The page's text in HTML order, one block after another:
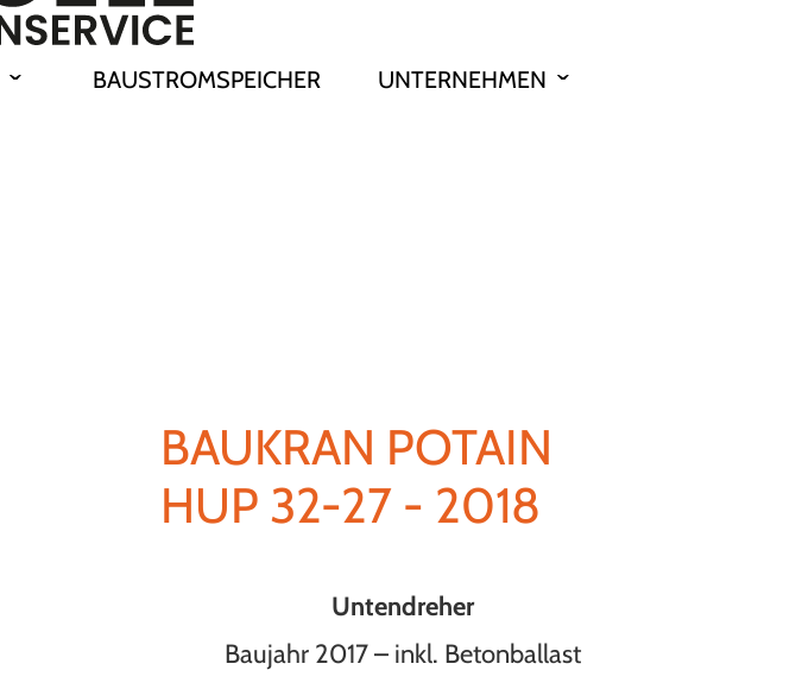
BAUSTROMSPEICHER UNTERNEHMEN
BAUKRAN POTAIN
HUP 32-27 - 2018
Untendreher
Baujahr 2017 – inkl. Betonballast